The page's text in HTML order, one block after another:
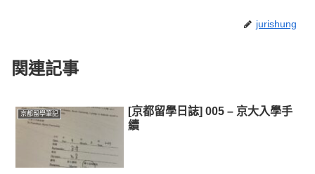
jurishung
関連記事
京都留學筆記
[京都留學日誌] 005 – 京大入學手
續